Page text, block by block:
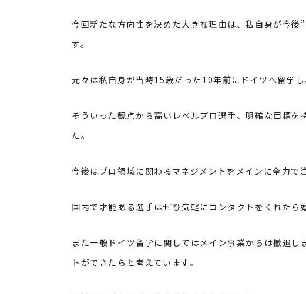
今回新たな方向性を決めた大きな理由は、私自身が今
す。
元々は私自身が当時15歳だった10年前にドイツへ留学
そういった観点から高いレベルプロ選手、明確な目標
た。
今後はプロ領域に関わるマネジメントをメインに全力で
国内で才能ある選手はぜひ気軽にコンタクトをくれたら
また一般ドイツ留学に関してはメイン事業からは撤退
トができたらと考えています。